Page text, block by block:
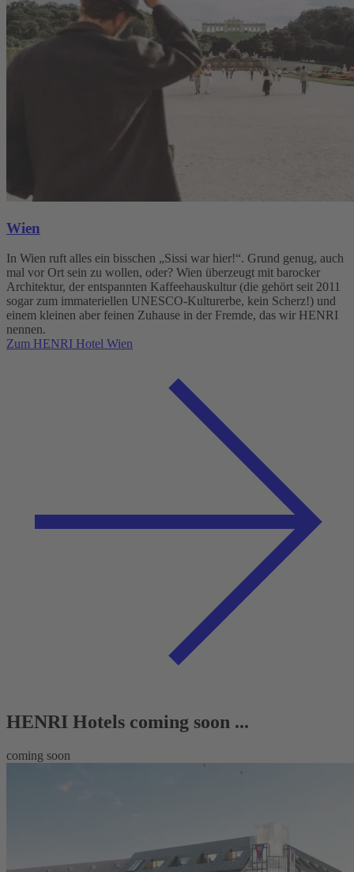
Wien
In Wien ruft alles ein bisschen „Sissi war hier!“. Grund genug, auch
mal vor Ort sein zu wollen, oder? Wien überzeugt mit barocker
Architektur, der entspannten Kaffeehauskultur (die gehört seit 2011
sogar zum immateriellen UNESCO-Kulturerbe, kein Scherz!) und
einem kleinen aber feinen Zuhause in der Fremde, das wir HENRI
nennen.
Zum HENRI Hotel Wien
HENRI Hotels coming soon ...
coming soon